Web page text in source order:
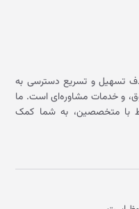
تسهیل و تسریع دسترسی به
و خدمات مشاوره‌ای است. ما
با متخصصین، به شما کمک